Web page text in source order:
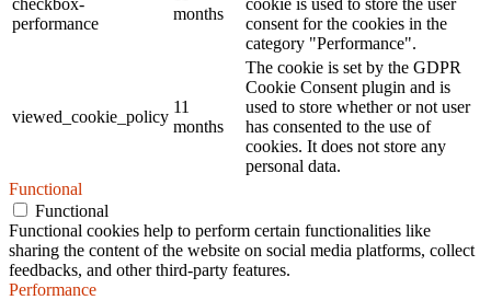
performance
months
consent for the cookies in the
category "Performance".
viewed_cookie_policy
11
months
The cookie is set by the GDPR
Cookie Consent plugin and is
used to store whether or not user
has consented to the use of
cookies. It does not store any
personal data.
Functional
Functional
Functional cookies help to perform certain functionalities like
sharing the content of the website on social media platforms, collect
feedbacks, and other third-party features.
Performance